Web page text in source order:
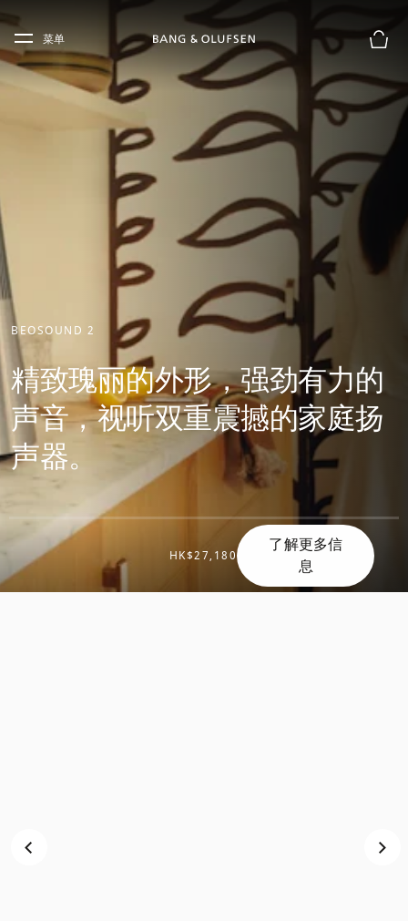
Skip to main content
Skip to main footer
菜单
BEOSOUND 2
精致瑰丽的外形，强劲有力的
声音，视听双重震撼的家庭扬
声器。
滚
HK$27,180
了解更多信
息